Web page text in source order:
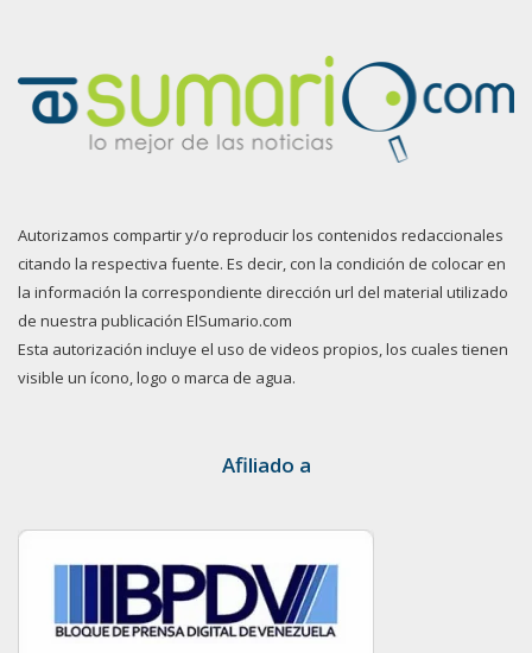
Autorizamos compartir y/o reproducir los contenidos redaccionales
citando la respectiva fuente. Es decir, con la condición de colocar en
la información la correspondiente dirección url del material utilizado
de nuestra publicación ElSumario.com
Esta autorización incluye el uso de videos propios, los cuales tienen
visible un ícono, logo o marca de agua.
Afiliado a